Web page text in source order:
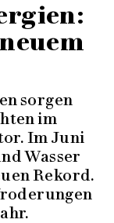
sorgen
im
Im Juni
Wasser
Rekord.